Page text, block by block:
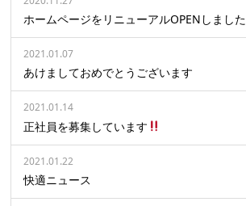
ホームページをリニューアルOPENしました
2021.01.07
あけましておめでとうございます
2021.01.14
正社員を募集しています
2021.01.22
快適ニュース